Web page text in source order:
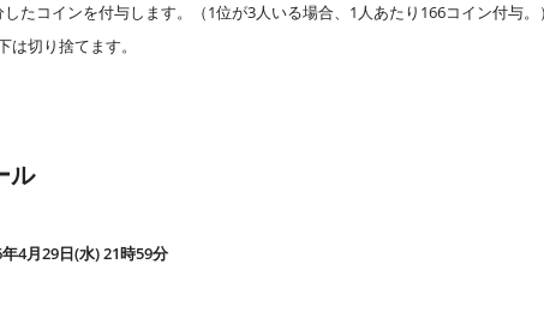
たコインを付与します。（1位が3人いる場合、1人あたり166コイン付与。
切り捨てます。
ル
4月29日(水) 21時59分